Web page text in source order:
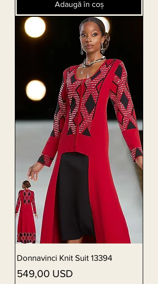
Adaugă în coș
Donnavinci Knit Suit 13394
Preț
549,00 USD